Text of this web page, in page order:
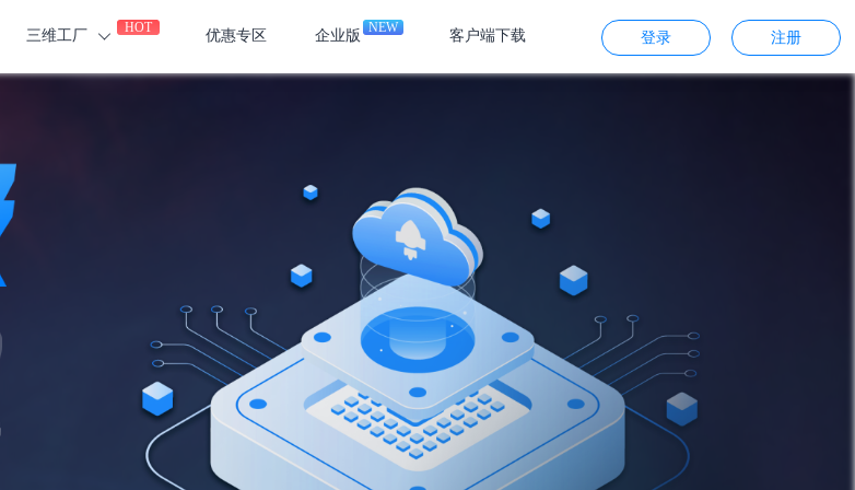
三维工厂 HOT 优惠专区 企业版 NEW 客户端下载 登录 注册